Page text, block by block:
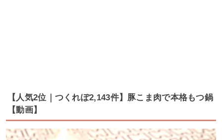
【人気2位｜つくれぽ2,143件】豚こま肉で本格もつ鍋
【動画】